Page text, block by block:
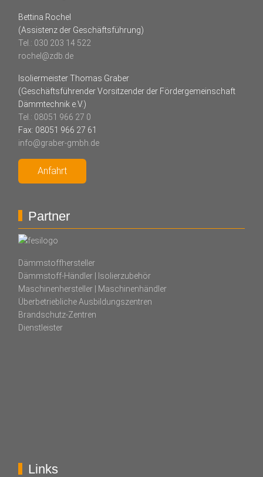
Bettina Rochel
(Assistenz der Geschäftsführung)
Tel.: 030 203 14 522
rochel@zdb.de
Isoliermeister Thomas Graber
(Geschäftsführender Vorsitzender der Fördergemeinschaft
Dämmtechnik e.V.)
Tel.: 08051 966 27 0
Fax: 08051 966 27 61
info@graber-gmbh.de
Anfahrt
Partner
Dämmstoffhersteller
Dämmstoff-Händler | Isolierzubehör
Maschinenhersteller | Maschinenhändler
Überbetriebliche Ausbildungszentren
Brandschutz-Zentren
Dienstleister
Links